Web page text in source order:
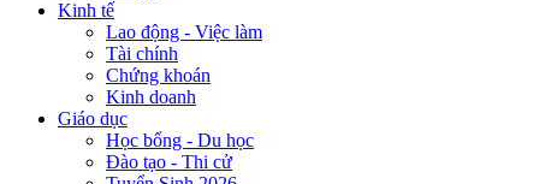
Kinh tế
Lao động - Việc làm
Tài chính
Chứng khoán
Kinh doanh
Giáo dục
Học bổng - Du học
Đào tạo - Thi cử